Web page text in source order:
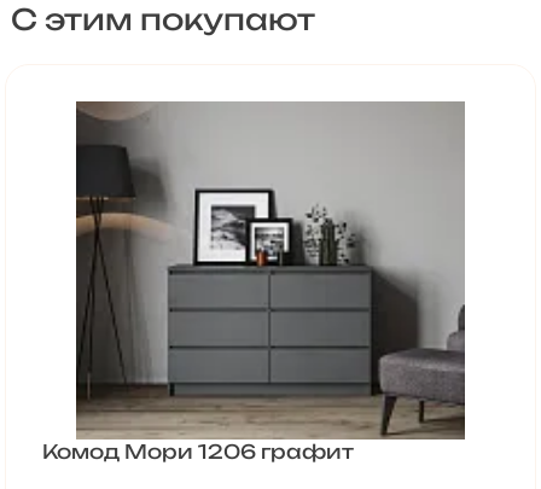
С этим покупают
Комод Мори 1206 графит